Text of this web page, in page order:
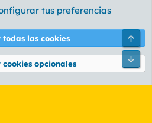
AMARILLO
Política de privacidad Ayuda
© 2010-2026 XenForo Ltd.
tus preferencias
las cookies
cookies opcionales
Pie